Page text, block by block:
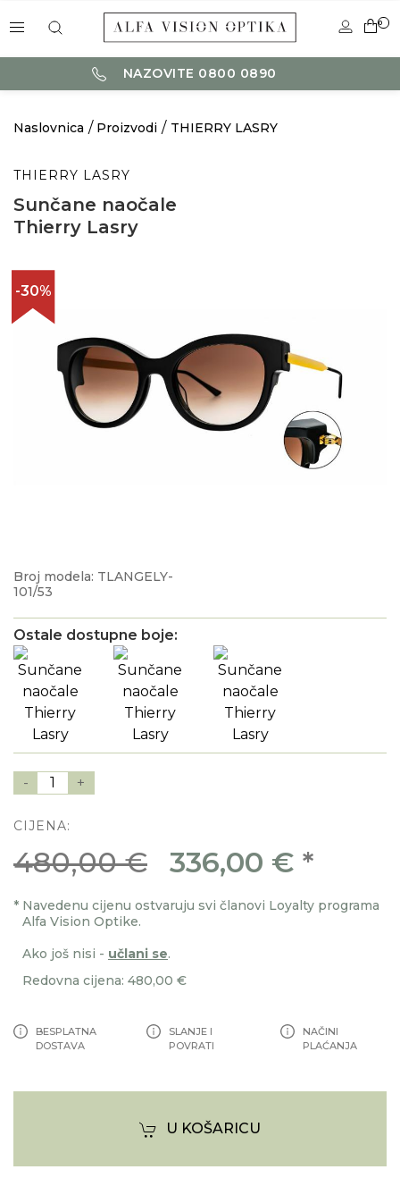
0
NAZOVITE 0800 0890
Naslovnica Proizvodi THIERRY LASRY
THIERRY LASRY
Sunčane naočale
Thierry Lasry
-30%
Broj modela: TLANGELY-
101/53
Ostale dostupne boje:
- 1 +
CIJENA:
480,00 € 336,00 € *
* Navedenu cijenu ostvaruju svi članovi Loyalty programa
Alfa Vision Optike.
Ako još nisi - učlani se.
Redovna cijena: 480,00 €
BESPLATNA
DOSTAVA
SLANJE I
POVRATI
NAČINI
PLAĆANJA
U KOŠARICU